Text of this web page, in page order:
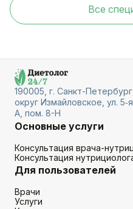
Все
190005, г. Санкт-
округ Измайловское, ул.
А, пом. 8-Н
Основные услуги
Консультация врача-
Консультация
Для пользователей
Врачи
Услуги